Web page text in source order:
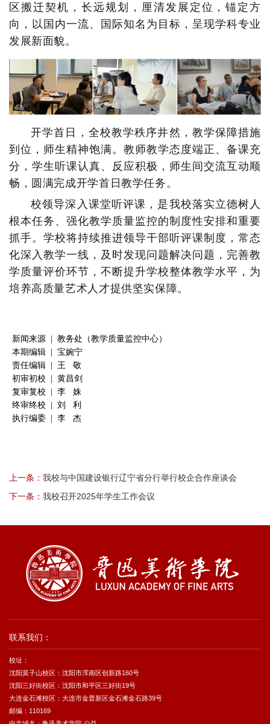
区搬迁契机，长远规划，厘清发展定位，锚定方
向，以国内一流、国际知名为目标，呈现学科专业
发展新面貌。
开学首日，全校教学秩序井然，教学保障措施
到位，师生精神饱满。教师教学态度端正、备课充
分，学生听课认真、反应积极，师生间交流互动顺
畅，圆满完成开学首日教学任务。
校领导深入课堂听评课，是我校落实立德树人
根本任务、强化教学质量监控的制度性安排和重要
抓手。学校将持续推进领导干部听评课制度，常态
化深入教学一线，及时发现问题解决问题，完善教
学质量评价环节，不断提升学校整体教学水平，为
培养高质量艺术人才提供坚实保障。
新闻来源 | 教务处（教学质量监控中心）
本期编辑 | 宝婉宁
责任编辑 | 王 敬
初审初校 | 黄昌剑
复审复校 | 李 姝
终审终校 | 刘 利
执行编委 | 李 杰
上一条： 我校与中国建设银行辽宁省分行举行校企合作座谈会
下一条： 我校召开2025年学生工作会议
联系我们：
校址：
沈阳莫子山校区：沈阳市浑南区创新路160号
沈阳三好街校区：沈阳市和平区三好街19号
大连金石滩校区：大连市金普新区金石滩金石路39号
邮编：110169